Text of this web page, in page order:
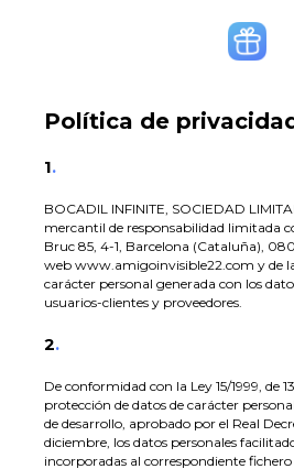
Política de
1.
BOCADIL INFINITE, SOCIEDAD
mercantil de responsabilidad limitada
Bruc 85, 4-1, Barcelona (Cataluña),
web www.amigoinvisible22.com y de
carácter personal generada con los
usuarios-clientes y proveedores.
2.
De conformidad con la Ley 15/1999, de
protección de datos de carácter
de desarrollo, aprobado por el Real
diciembre, los datos personales
incorporadas al correspondiente